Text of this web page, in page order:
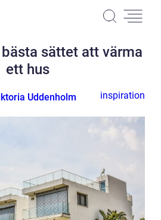
sättet att värma
ett hus
Uddenholm inspiration